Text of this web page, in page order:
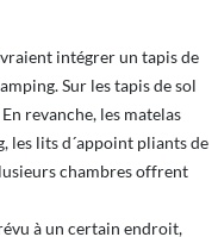
intégrer un tapis de
Sur les tapis de sol
revanche, les matelas
les lits d´appoint pliants de
chambres offrent
à un certain endroit,